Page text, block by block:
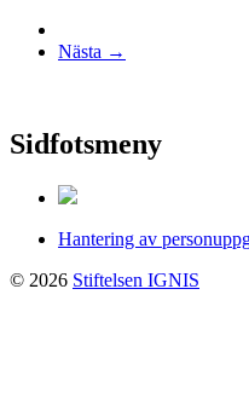
Nästa →
Sidfotsmeny
Hantering av
© 2026 Stiftelsen IGNIS